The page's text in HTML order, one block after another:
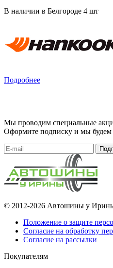
В наличии в Белгороде 4 шт
Подробнее
Мы проводим специальные
Оформите подписку и мы будем
© 2012-2026 Автошины у
Положение о защите
Согласие на обработку
Согласие на рассылки
Покупателям